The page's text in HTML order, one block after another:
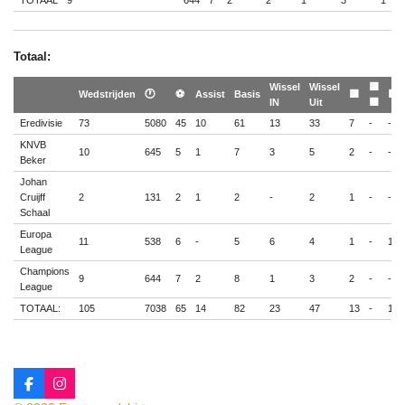
Totaal:
Wedstrijden 🕐 ⚽ Assist Basis
Wissel
IN
Wissel
Uit
🟨
🟨
Eredivisie 73 5080 45 10 61 13 33 7 -
-
KNVB
Beker
10 645 5 1 7 3 5 2 - -
Johan
Cruijff
Schaal
2 131 2 1 2 - 2 1 - -
Europa
League
11 538 6 - 5 6 4 1 - 1
Champions
League
9 644 7 2 8 1 3 2 - -
TOTAAL: 105 7038 65 14 82 23 47 13 - 1
F
a
I
n